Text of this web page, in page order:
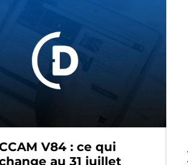
V84 : ce qui
au 31 juillet